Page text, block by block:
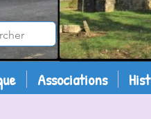
Associations